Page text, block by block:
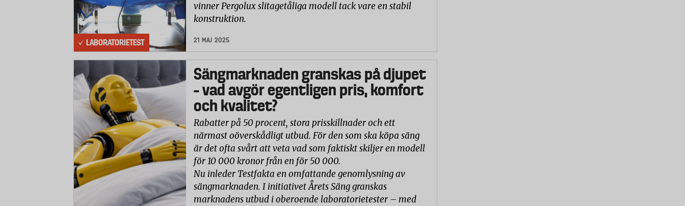
LABORATORIETEST
vinner Pergolux slitagetåliga modell tack vare en stabil
konstruktion.
21 MAJ 2025
Sängmarknaden granskas på djupet
– vad avgör egentligen pris, komfort
och kvalitet?
Rabatter på 50 procent, stora prisskillnader och ett
närmast oöverskådligt utbud. För den som ska köpa säng
är det ofta svårt att veta vad som faktiskt skiljer en modell
för 10 000 kronor från en för 50 000.
Nu inleder Testfakta en omfattande genomlysning av
sängmarknaden. I initiativet Årets Säng granskas
marknadens utbud i oberoende laboratorietester – med